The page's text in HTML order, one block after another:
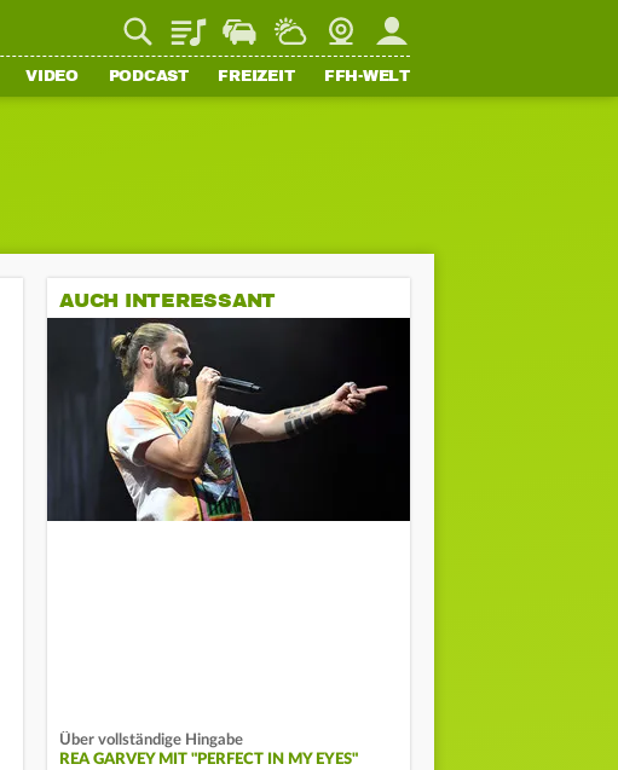
PlaylistStaupilotWetterWebcamMein FFH
VIDEO PODCAST FREIZEIT FFH-WELT
AUCH INTERESSANT
Über vollständige Hingabe
REA GARVEY MIT "PERFECT IN MY EYES"